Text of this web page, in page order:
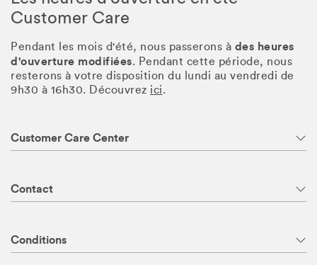
Customer Care
Pendant les mois d'été, nous passerons à des heures
d'ouverture modifiées. Pendant cette période, nous
resterons à votre disposition du lundi au vendredi de
9h30 à 16h30. Découvrez ici.
Customer Care Center
Contact
Conditions